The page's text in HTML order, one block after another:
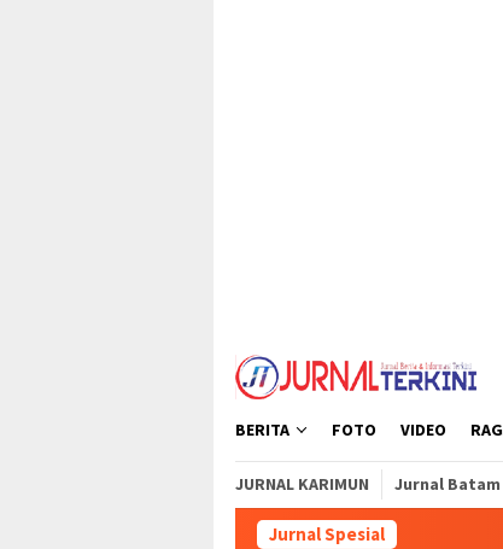
BERITA FOTO VIDEO
JURNAL KARIMUN Jurnal Batam
Jurnal Spesial